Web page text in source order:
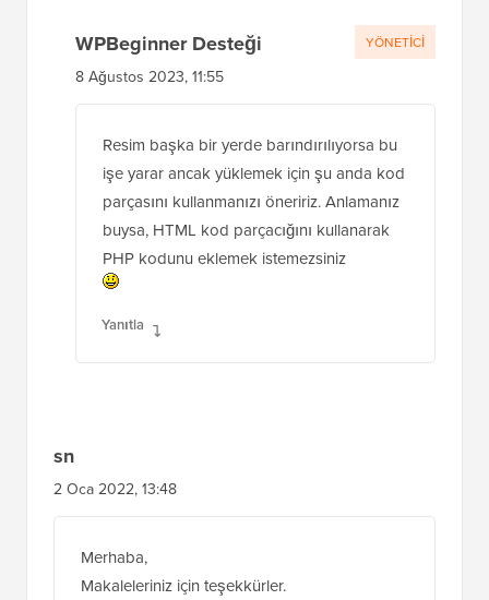
WPBeginner Desteği
8 Ağustos 2023, 11:55
Resim başka bir yerde barındırılıyorsa bu
işe yarar ancak yüklemek için şu anda kod
parçasını kullanmanızı öneririz. Anlamanız
buysa, HTML kod parçacığını kullanarak
PHP kodunu eklemek istemezsiniz
Yanıtla
YÖNETICI
sn
2 Oca 2022, 13:48
Merhaba,
Makaleleriniz için teşekkürler.